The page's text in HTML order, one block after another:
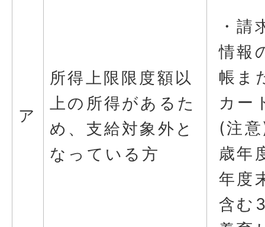
ア
所得上限限度額以
上の所得があるた
め、支給対象外と
なっている方
・請
情報
帳ま
カー
(注
歳年
年度
含む